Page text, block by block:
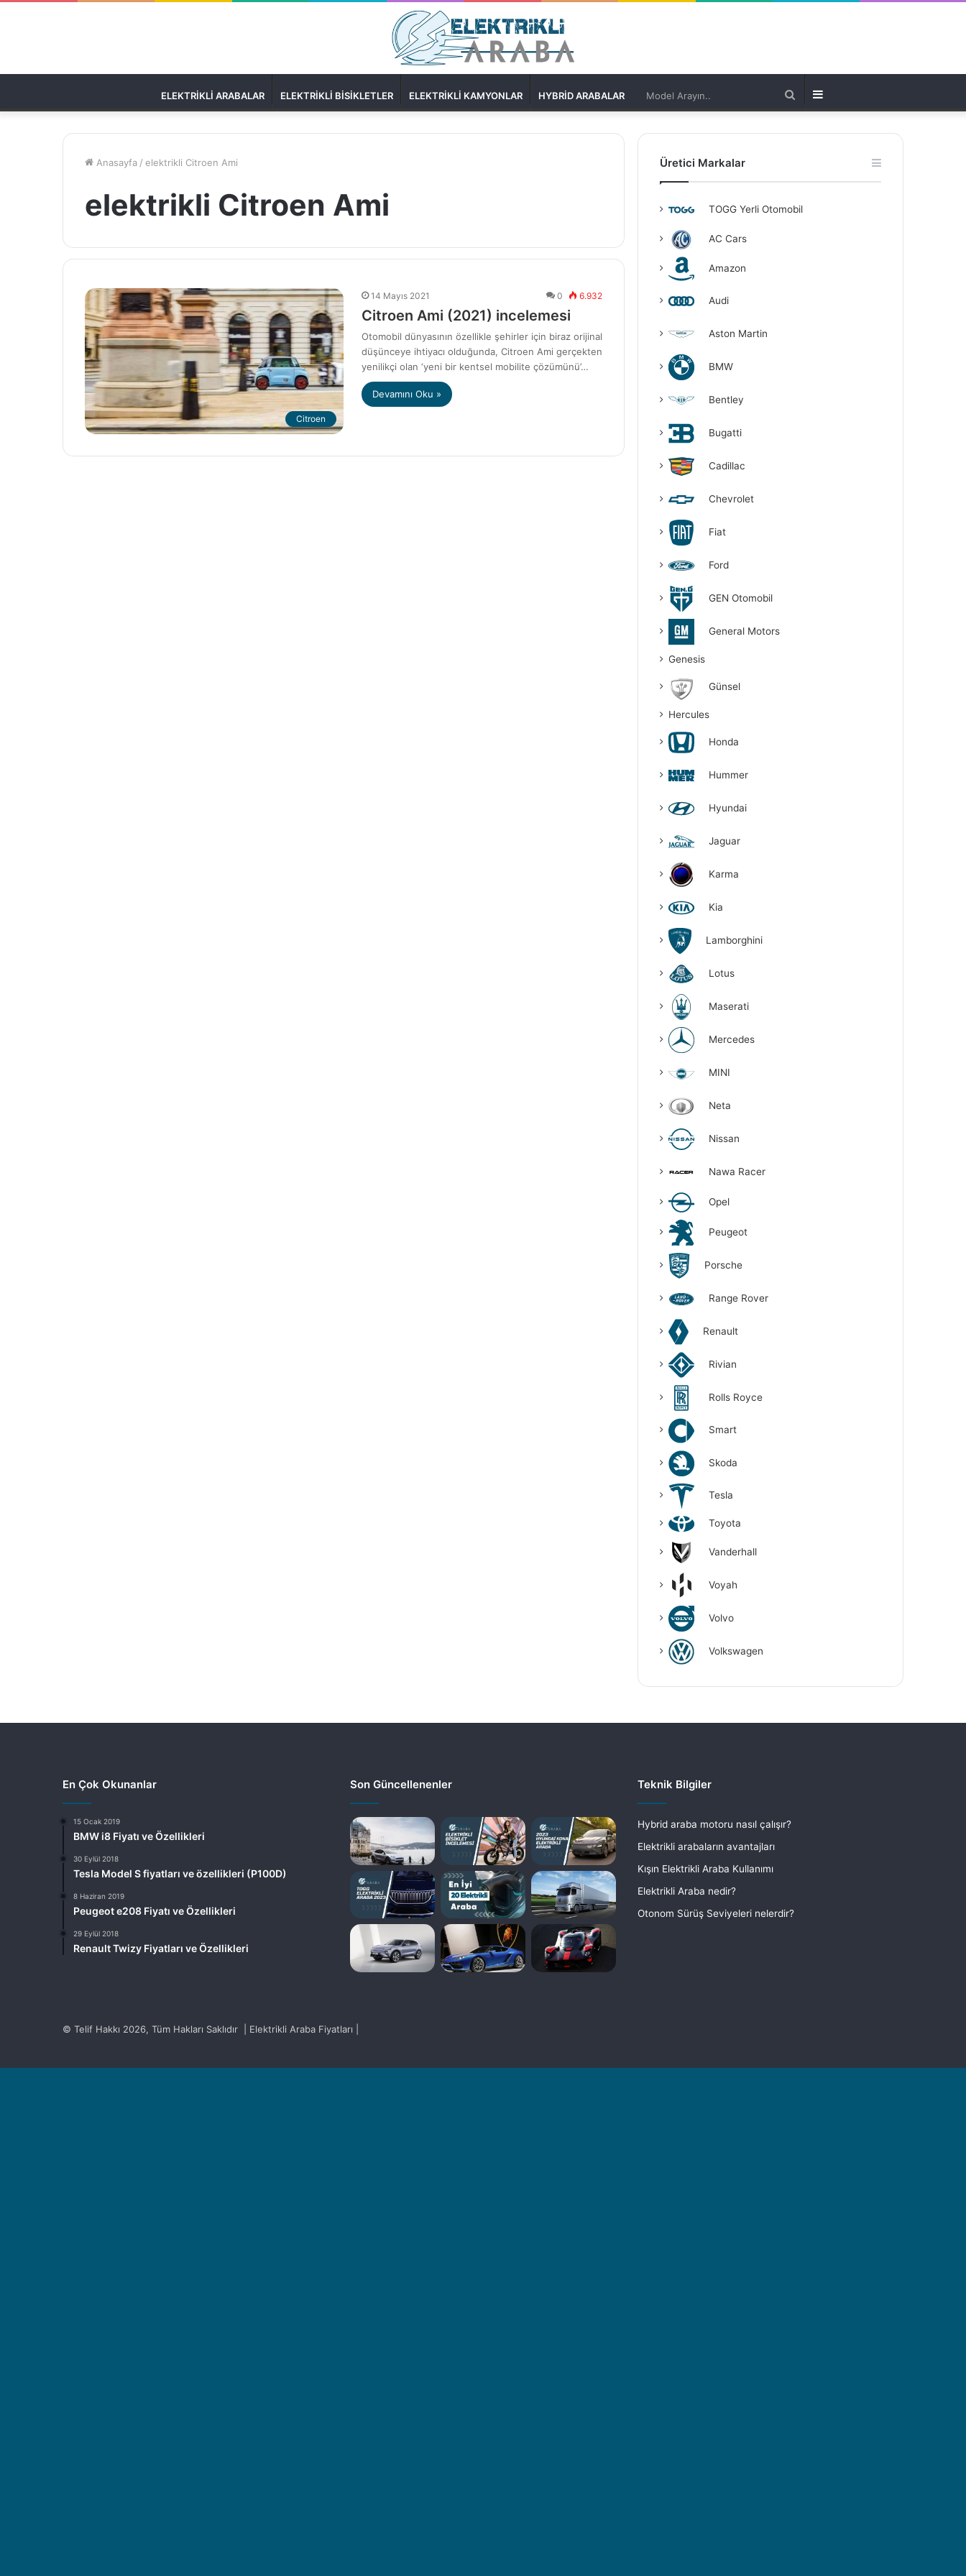
ELEKTRIKLI ARABALAR ELEKTRIKLI BISIKLETLER ELEKTRIKLI KAMYONLAR HYBRID ARABALAR Model
Arayın..
Anasayfa / elektrikli Citroen Ami
elektrikli Citroen Ami
Citroen
14 Mayıs 2021 0 6.932
Citroen Ami (2021) incelemesi
Otomobil dünyasının özellikle şehirler için biraz orijinal
düşünceye ihtiyacı olduğunda, Citroen Ami gerçekten
yenilikçi olan ‘yeni bir kentsel mobilite çözümünü’…
Devamını Oku »
Üretici Markalar
TOGG Yerli Otomobil
AC Cars
Amazon
Audi
Aston Martin
BMW
Bentley
Bugatti
Cadillac
Chevrolet
Fiat
Ford
GEN Otomobil
General Motors
Genesis
Günsel
Hercules
Honda
Hummer
Hyundai
Jaguar
Karma
Kia
Lamborghini
Lotus
Maserati
Mercedes
MINI
Neta
Nissan
Nawa Racer
Opel
Peugeot
Porsche
Range Rover
Renault
Rivian
Rolls Royce
Smart
Skoda
Tesla
Toyota
Vanderhall
Voyah
Volvo
Volkswagen
En Çok Okunanlar
15 Ocak 2019
BMW i8 Fiyatı ve Özellikleri
30 Eylül 2018
Tesla Model S fiyatları ve özellikleri (P100D)
8 Haziran 2019
Peugeot e208 Fiyatı ve Özellikleri
29 Eylül 2018
Renault Twizy Fiyatları ve Özellikleri
Son Güncellenenler Teknik Bilgiler
Hybrid araba motoru nasıl çalışır?
Elektrikli arabaların avantajları
Kışın Elektrikli Araba Kullanımı
Elektrikli Araba nedir?
Otonom Sürüş Seviyeleri nelerdir?
© Telif Hakkı 2026, Tüm Hakları Saklıdır | Elektrikli Araba Fiyatları |